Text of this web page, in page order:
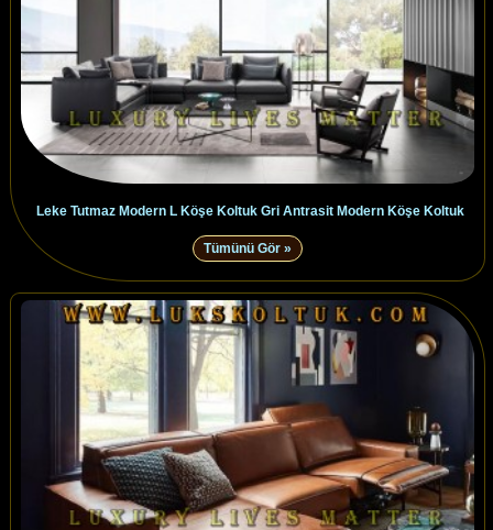
Leke Tutmaz Modern L Köşe Koltuk Gri Antrasit Modern Köşe Koltuk
Tümünü Gör »